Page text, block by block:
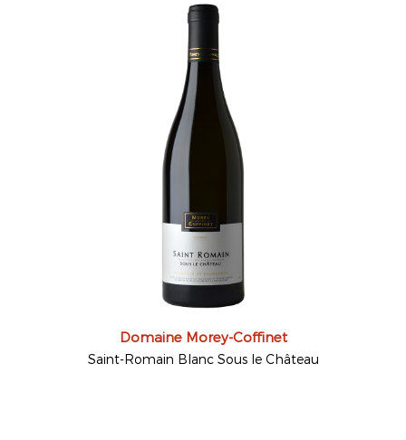
Domaine Morey-Coffinet
Saint-Romain Blanc Sous le Château